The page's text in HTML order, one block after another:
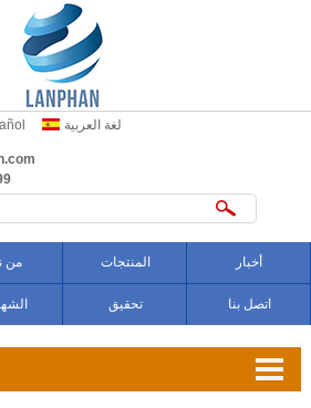
لغة العربية
من المنتجات أخبار
تحقيق اتصل بنا